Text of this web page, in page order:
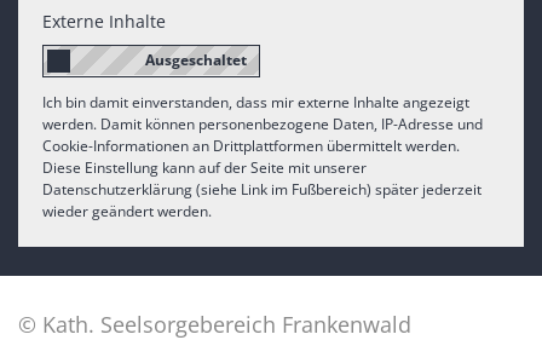
Externe Inhalte
Ich bin damit einverstanden, dass mir externe Inhalte angezeigt
werden. Damit können personenbezogene Daten, IP-Adresse und
Cookie-Informationen an Drittplattformen übermittelt werden.
Diese Einstellung kann auf der Seite mit unserer
Datenschutzerklärung (siehe Link im Fußbereich) später jederzeit
wieder geändert werden.
© Kath. Seelsorgebereich Frankenwald